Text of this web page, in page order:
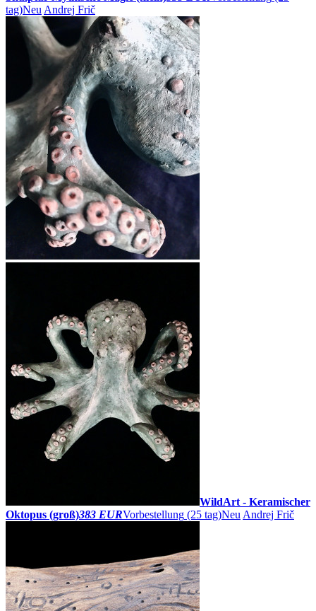
tag)Neu Andrej Frič
WildArt - Keramischer
Oktopus (groß)383 EURVorbestellung (25 tag)Neu Andrej Frič